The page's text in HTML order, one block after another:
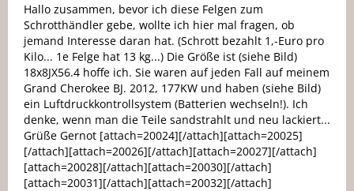
Hallo zusammen, bevor ich diese Felgen zum
Schrotthändler gebe, wollte ich hier mal fragen, ob
jemand Interesse daran hat. (Schrott bezahlt 1,-Euro pro
Kilo... 1e Felge hat 13 kg...) Die Größe ist (siehe Bild)
18x8JX56.4 hoffe ich. Sie waren auf jeden Fall auf meinem
Grand Cherokee BJ. 2012, 177KW und haben (siehe Bild)
ein Luftdruckkontrollsystem (Batterien wechseln!). Ich
denke, wenn man die Teile sandstrahlt und neu lackiert...
Grüße Gernot [attach=20024][/attach][attach=20025]
[/attach][attach=20026][/attach][attach=20027][/attach]
[attach=20028][/attach][attach=20030][/attach]
[attach=20031][/attach][attach=20032][/attach]